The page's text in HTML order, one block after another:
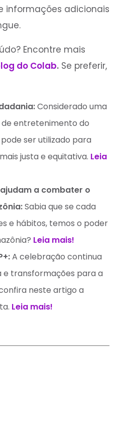
informações adicionais
Encontre mais
do Colab. Se preferir,
Considerado uma
entretenimento do
ser utilizado para
justa e equitativa. Leia
a combater o
Sabia que se cada
e hábitos, temos o poder
Leia mais!
A celebração continua
e transformações para a
neste artigo a
Leia mais!